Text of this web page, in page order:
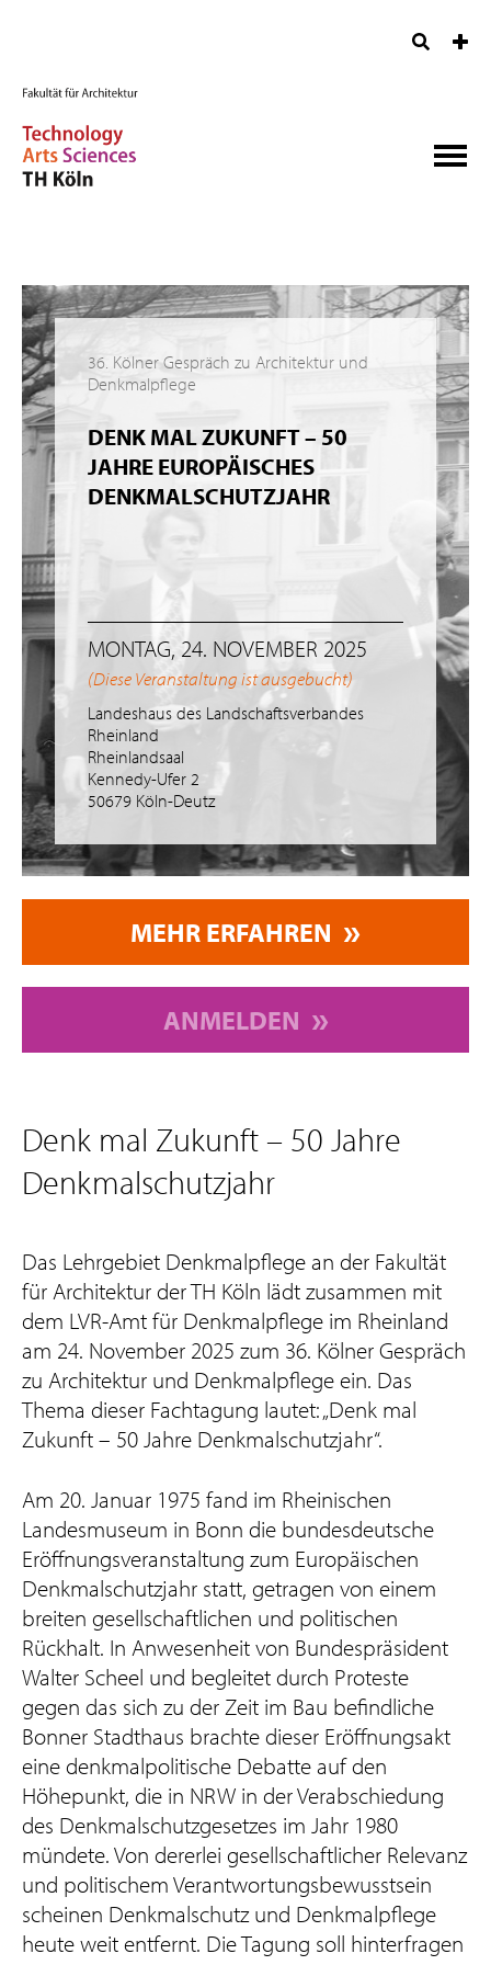
36. Kölner Gespräch zu Architektur und
Denkmalpflege
DENK MAL ZUKUNFT – 50
JAHRE EUROPÄISCHES
DENKMALSCHUTZJAHR
MONTAG, 24. NOVEMBER 2025
(Diese Veranstaltung ist ausgebucht)
Landeshaus des Landschaftsverbandes
Rheinland
Rheinlandsaal
Kennedy-Ufer 2
50679 Köln-Deutz
MEHR ERFAHREN
ANMELDEN
Denk mal Zukunft – 50 Jahre
Denkmalschutzjahr
Das Lehrgebiet Denkmalpflege an der Fakultät
für Architektur der TH Köln lädt zusammen mit
dem LVR-Amt für Denkmalpflege im Rheinland
am 24. November 2025 zum 36. Kölner Gespräch
zu Architektur und Denkmalpflege ein. Das
Thema dieser Fachtagung lautet: „Denk mal
Zukunft – 50 Jahre Denkmalschutzjahr“.
Am 20. Januar 1975 fand im Rheinischen
Landesmuseum in Bonn die bundesdeutsche
Eröffnungsveranstaltung zum Europäischen
Denkmalschutzjahr statt, getragen von einem
breiten gesellschaftlichen und politischen
Rückhalt. In Anwesenheit von Bundespräsident
Walter Scheel und begleitet durch Proteste
gegen das sich zu der Zeit im Bau befindliche
Bonner Stadthaus brachte dieser Eröffnungsakt
eine denkmalpolitische Debatte auf den
Höhepunkt, die in NRW in der Verabschiedung
des Denkmalschutzgesetzes im Jahr 1980
mündete. Von dererlei gesellschaftlicher Relevanz
und politischem Verantwortungsbewusstsein
scheinen Denkmalschutz und Denkmalpflege
heute weit entfernt. Die Tagung soll hinterfragen